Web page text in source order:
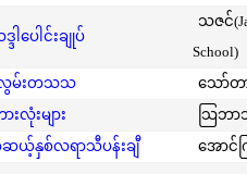
ပေါင်းချုပ်
သဇင်
School)
မ်းတသသ
သော်တ
လုံးများ
သြဘာ
ယ့်နှစ်လရာသီပန်းချီ
အောင်